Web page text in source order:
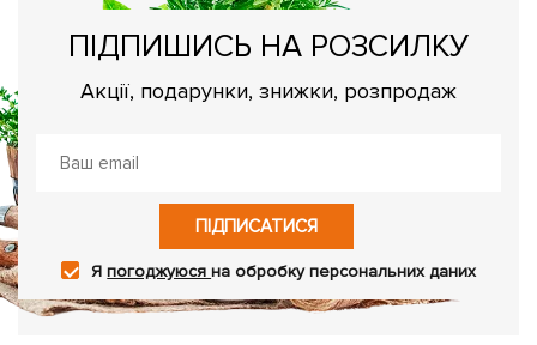
ПІДПИШИСЬ НА РОЗСИЛКУ
Акції, подарунки, знижки, розпродаж
ПІДПИСАТИСЯ
Япогоджуюсяна обробку персональних даних